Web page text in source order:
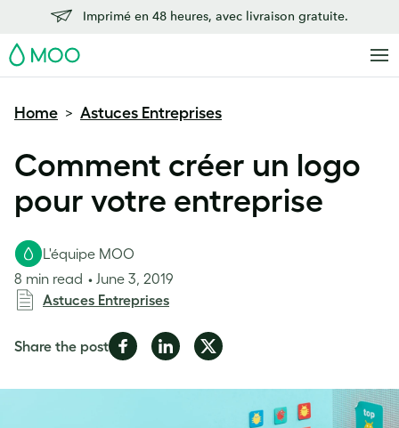
Imprimé en 48 heures, avec livraison gratuite.
MOO
Home > Astuces Entreprises
Comment créer un logo
pour votre entreprise
L'équipe MOO
8 min read
June 3, 2019
Astuces Entreprises
Share the postShare
Facebook
Share
LinkedIn
Share
Twitter